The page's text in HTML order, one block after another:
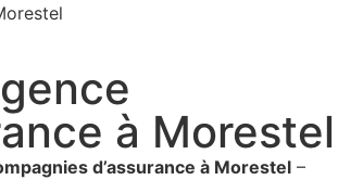
à Morestel
d’assurance à Morestel –